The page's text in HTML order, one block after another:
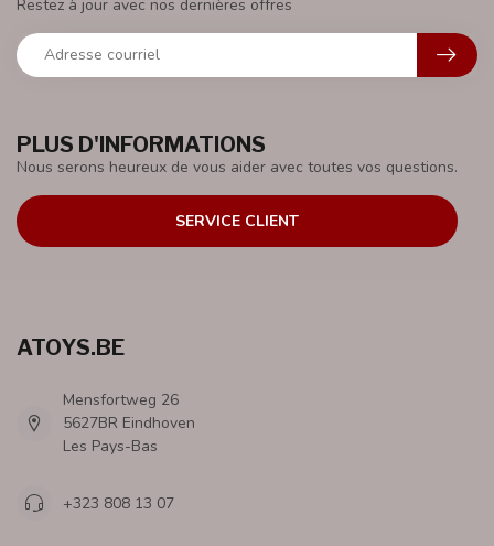
PLUS D'INFORMATIONS
Nous serons heureux de vous aider avec toutes vos questions.
SERVICE CLIENT
Restez à jour avec nos dernières offres
ATOYS.BE
Mensfortweg 26
5627BR Eindhoven
Les Pays-Bas
+323 808 13 07